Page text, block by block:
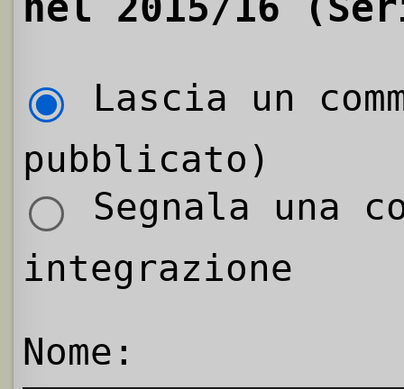
Lascia un
pubblicato)
Segnala una
integrazione
Nome: